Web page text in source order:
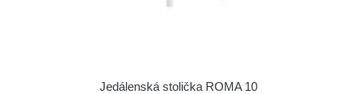
Jedálenská stolička ROMA 10